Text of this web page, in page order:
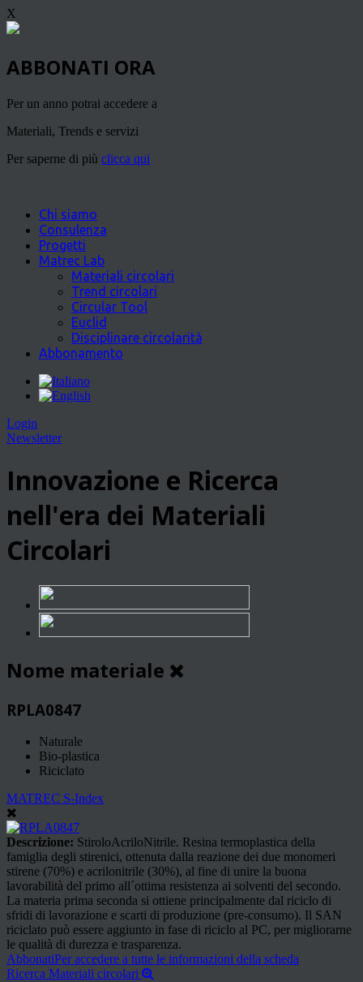
X
ABBONATI ORA
Per un anno potrai accedere a
Materiali, Trends e servizi
Per saperne di più clicca qui
Chi siamo
Consulenza
Progetti
Matrec Lab
Materiali circolari
Trend circolari
Circular Tool
Euclid
Disciplinare circolarità
Abbonamento
Login
Newsletter
Innovazione e Ricerca
nell'era dei Materiali
Circolari
Nome materiale
RPLA0847
Naturale
Bio-plastica
Riciclato
MATREC S-Index
Descrizione: StiroloAcriloNitrile. Resina termoplastica della
famiglia degli stirenici, ottenuta dalla reazione dei due monomeri
stirene (70%) e acrilonitrile (30%), al fine di unire la buona
lavorabilità del primo all´ottima resistenza ai solventi del secondo.
La materia prima seconda si ottiene principalmente dal riciclo di
sfridi di lavorazione e scarti di produzione (pre-consumo). Il SAN
riciclato può essere aggiunto in fase di riciclo al PC, per migliorarne
le qualità di durezza e trasparenza.
AbbonatiPer accedere a tutte le informazioni della scheda
Ricerca Materiali circolari